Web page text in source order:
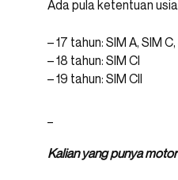
Ada pula ketentuan
– 17 tahun: SIM A, SIM
– 18 tahun: SIM CI
– 19 tahun: SIM CII
Kalian yang punya